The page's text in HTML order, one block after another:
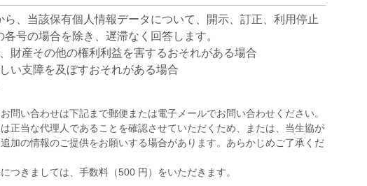
、当該保有個人情報データについて、開示、訂正、利用停止
号の場合を除き、遅滞なく回答します。
財産その他の権利利益を害するおそれがある場合
い支障を及ぼすおそれがある場合
問い合わせは下記まで郵便または電子メールでお問い合わせください。
正当な代理人であることを確認させていただくため、または、当生協が
加の情報のご提供をお願いする場合があります。あらかじめご了承くだ
つきましては、手数料（500 円）をいただきます。